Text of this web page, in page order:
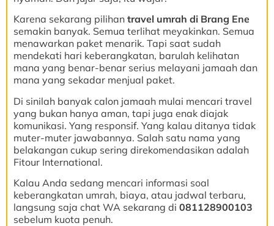
Karena sekarang pilihan travel umrah di Brang Ene
semakin banyak. Semua terlihat meyakinkan. Semua
menawarkan paket menarik. Tapi saat sudah
mendekati hari keberangkatan, barulah kelihatan
mana yang benar-benar serius melayani jamaah dan
mana yang sekadar menjual paket.
Di sinilah banyak calon jamaah mulai mencari travel
yang bukan hanya aman, tapi juga enak diajak
komunikasi. Yang responsif. Yang kalau ditanya tidak
muter-muter jawabannya. Salah satu nama yang
belakangan cukup sering direkomendasikan adalah
Fitour International.
Kalau Anda sedang mencari informasi soal
keberangkatan umrah, biaya, atau jadwal terbaru,
langsung saja chat WA sekarang di 081128900103
sebelum kuota penuh.